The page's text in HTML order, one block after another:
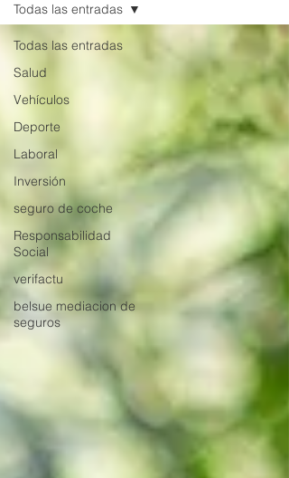
Todas las entradas
Salud
Vehículos
Deporte
Laboral
Inversión
seguro de coche
Responsabilidad
Social
verifactu
belsue mediacion de
seguros
Todas las entradas